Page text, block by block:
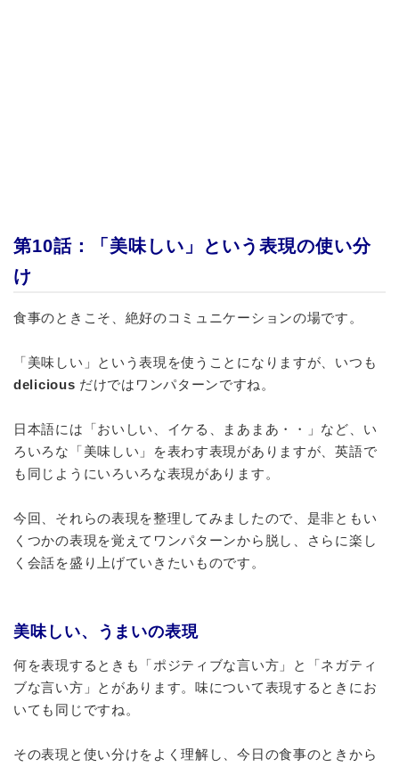
第10話：「美味しい」という表現の使い分
け
食事のときこそ、絶好のコミュニケーションの場です。
「美味しい」という表現を使うことになりますが、いつも
delicious だけではワンパターンですね。
日本語には「おいしい、イケる、まあまあ・・」など、い
ろいろな「美味しい」を表わす表現がありますが、英語で
も同じようにいろいろな表現があります。
今回、それらの表現を整理してみましたので、是非ともい
くつかの表現を覚えてワンパターンから脱し、さらに楽し
く会話を盛り上げていきたいものです。
美味しい、うまいの表現
何を表現するときも「ポジティブな言い方」と「ネガティ
ブな言い方」とがあります。味について表現するときにお
いても同じですね。
その表現と使い分けをよく理解し、今日の食事のときから